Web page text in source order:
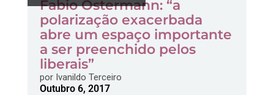
Fabio Ostermann: “a
polarização exacerbada
abre um espaço importante
a ser preenchido pelos
liberais”
porIvanildo Terceiro
Outubro 6, 2017